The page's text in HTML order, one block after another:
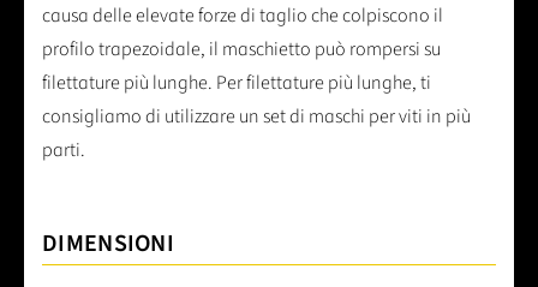
causa delle elevate forze di taglio che colpiscono il
profilo trapezoidale, il maschietto può rompersi su
filettature più lunghe. Per filettature più lunghe, ti
consigliamo di utilizzare un set di maschi per viti in più
parti.
DIMENSIONI